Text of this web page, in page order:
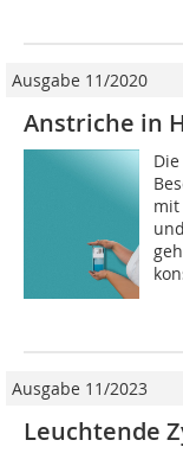
Ausgabe 11/2020
Anstriche in
mit
Ausgabe 11/2023
Leuchtende